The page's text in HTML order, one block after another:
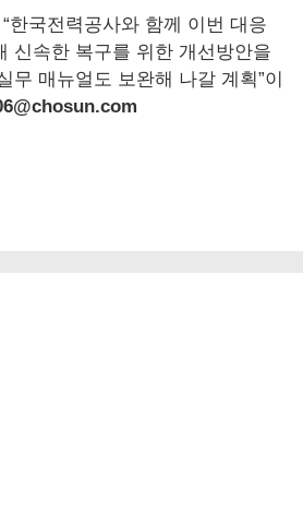
한국전력공사와 함께 이번 대응
신속한 복구를 위한 개선방안을
무 매뉴얼도 보완해 나갈 계획”이